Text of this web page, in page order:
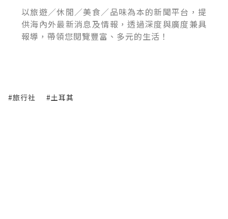
以旅遊／休閒／美食／品味為本的新聞平台，提
供海內外最新消息及情報，透過深度與廣度兼具
報導，帶領您閱覽豐富、多元的生活！
#旅行社 #土耳其